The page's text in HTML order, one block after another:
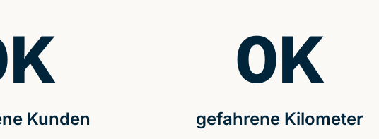
Kunden
K
gefahrene Kilometer
0K